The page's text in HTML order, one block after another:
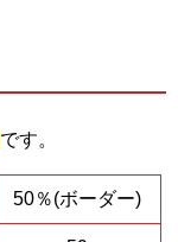
です。
50％(ボーダー)